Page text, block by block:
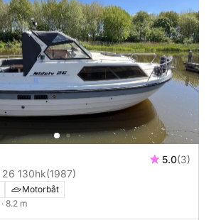
5.0(3)
Motorbåt Nidelv 26 130hk(1987)
Motorbåt
· 8.2 m